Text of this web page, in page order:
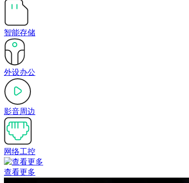
智能存储
外设办公
影音周边
网络工控
查看更多